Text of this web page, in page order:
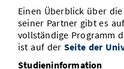
Einen Überblick über
seiner Partner gibt es
vollständige Programm
ist auf der Seite der
Studieninformation